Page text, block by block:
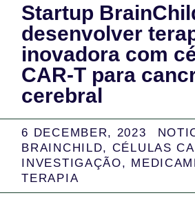
Startup
desenvolver
inovadora com
CAR-T para
cerebral
6 DECEMBER, 2023
BRAINCHILD, CÉLULAS
INVESTIGAÇÃO,
TERAPIA